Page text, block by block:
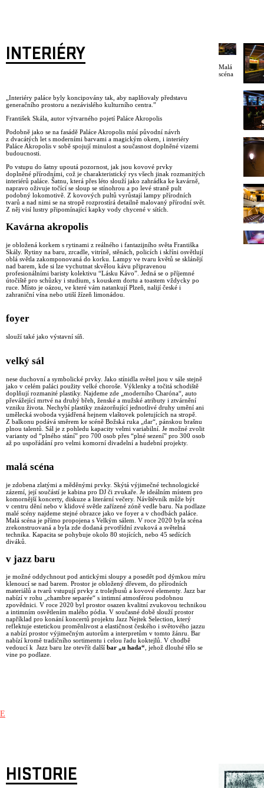
INTERIÉRY
„Interiéry paláce byly koncipovány tak, aby naplňovaly představu
generačního prostoru a nezávislého kulturního centra.”
František Skála, autor výtvarného pojetí Paláce Akropolis
Podobně jako se na fasádě Paláce Akropolis mísí původní návrh
z dvacátých let s moderními barvami a magickým okem, i interiéry
Paláce Akropolis v sobě spojují minulost a současnost doplněné vizemi
budoucnosti.
Po vstupu do šatny upoutá pozornost, jak jsou kovové prvky
doplněné přírodními, což je charakteristický rys všech jinak rozmanitých
interiérů paláce. Šatnu, která přes léto slouží jako zahrádka ke kavárně,
napravo oživuje točící se sloup se stínohrou a po levé straně pult
podobný lokomotivě. Z kovových pultů vyrůstají lampy přírodních
tvarů a nad nimi se na stropě rozprostírá detailně malovaný přírodní svět.
Z něj visí lustry připomínající kapky vody chycené v sítích.
Kavárna akropolis
je obložená korkem s rytinami z reálného i fantazijního světa Františka
Skály. Rytiny na baru, zrcadle, vitríně, stěnách, policích i skříni osvětlují
oblá světla zakomponovaná do korku. Lampy ve tvaru květů se sklánějí
nad barem, kde si lze vychutnat skvělou kávu připravenou
profesionálními baristy kolektivu “Lásku Kávo”. Jedná se o příjemné
útočiště pro schůzky i studium, s kouskem dortu a toastem vždycky po
ruce. Místo je oázou, ve které vám natankují Plzeň, nalijí české i
zahraniční vína nebo utiší žízeň limonádou.
foyer
slouží také jako výstavní síň.
velký sál
nese duchovní a symbolické prvky. Jako stínidla světel jsou v sále stejně
jako v celém paláci použity velké choroše. Výklenky a točitá schodiště
doplňují rozmanité plastiky. Najdeme zde „moderního Charóna“, auto
převážející mrtvé na druhý břeh, ženské a mužské atributy i ztvárnění
vzniku života. Nechybí plastiky znázorňující jednotlivé druhy umění ani
umělecká svoboda vyjádřená hejnem vlaštovek poletujících na stropě.
Z balkonu podává směrem ke scéně Božská ruka „dar“, pánskou brašnu
plnou talentů. Sál je z pohledu kapacity velmi variabilní. Je možné zvolit
varianty od “plného stání” pro 700 osob přes “plné sezení” pro 300 osob
až po uspořádání pro velmi komorní divadelní a hudební projekty.
malá scéna
je zdobena zlatými a měděnými prvky. Skýtá výjimečné technologické
zázemí, její součástí je kabina pro DJ či zvukaře. Je ideálním místem pro
komornější koncerty, diskuze a literární večery. Návštěvník může být
v centru dění nebo v klidové světle zařízené zóně vedle baru. Na podlaze
malé scény najdeme stejné obrazce jako ve foyer a v chodbách paláce.
Malá scéna je přímo propojena s Velkým sálem. V roce 2020 byla scéna
zrekonstruovaná a byla zde dodaná prvotřídní zvuková a světelná
technika. Kapacita se pohybuje okolo 80 stojících, nebo 45 sedících
diváků.
v jazz baru
je možné oddychnout pod antickými sloupy a posedět pod dýmkou míru
klenoucí se nad barem. Prostor je obložený dřevem, do přírodních
materiálů a tvarů vstupují prvky z trolejbusů a kovové elementy. Jazz bar
nabízí v rohu „chambre separée“ s intimní atmosférou podobnou
zpovědnici. V roce 2020 byl prostor osazen kvalitní zvukovou technikou
a intimním osvětlením malého pódia. V současné době slouží prostor
například pro konání koncertů projektu Jazz Nejtek Selection, který
reflektuje estetickou proměnlivost a elastičnost českého i světového jazzu
a nabízí prostor výjimečným autorům a interpretům v tomto žánru. Bar
nabízí kromě tradičního sortimentu i celou řadu koktejlů. V chodbě
vedoucí k Jazz baru lze otevřít další bar „u hada“ , jehož dlouhé tělo se
vine po podlaze.
Malá
scéna
E
HISTORIE